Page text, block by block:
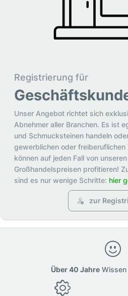
Registrierung für
Unser Angebot richtet sich
Abnehmer aller Branchen. Es ist
und Schmucksteinen handeln
gewerblichen oder
können auf jeden Fall von
Großhandelspreisen profitieren!
sind es nur wenige Schritte: hier
zur
Über 40 JahreWissen